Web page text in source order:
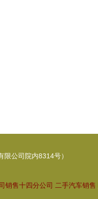
公司院内8314号）
销售十四分公司 二手汽车销售